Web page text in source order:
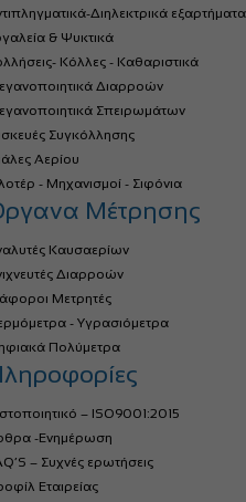
Διηλεκτρικά εξαρτήματα
& Ψυκτικά
Κόλλες - Καθαριστικά
Διαρροών
Σπειρωμάτων
Συγκόλλησης
Αερίου
- Μηχανισμοί - Σιφόνια
Μέτρησης
Καυσαερίων
Διαρροών
Μετρητές
- Υγρασιόμετρα
Πολύμετρα
– ISO9001:2015
-Ενημέρωση
– Συχνές ερωτήσεις
Εταιρείας